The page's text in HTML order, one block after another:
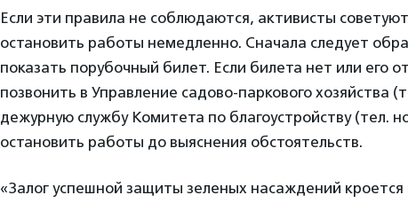
Если эти правила не соблюдаются, активисты
остановить работы немедленно. Сначала следует
показать порубочный билет. Если билета нет или его
позвонить в Управление садово-паркового хозяйства
дежурную службу Комитета по благоустройству (тел.
остановить работы до выяснения обстоятельств.
«Залог успешной защиты зеленых насаждений